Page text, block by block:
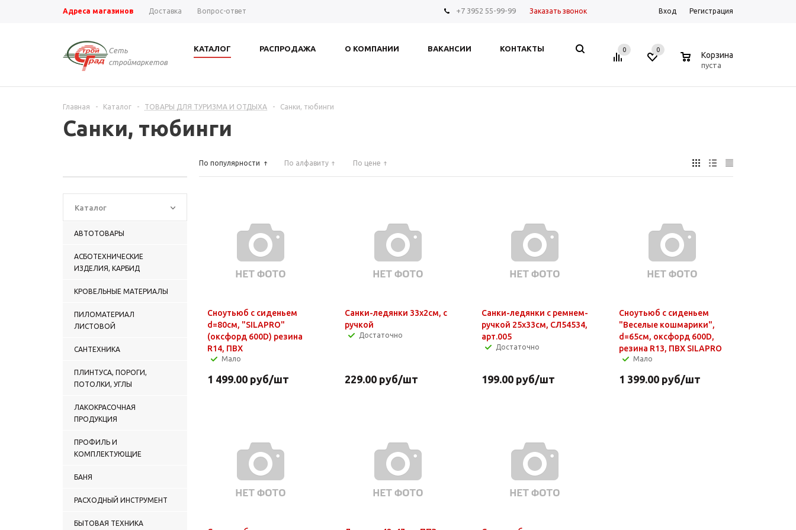
Адреса магазинов Доставка Вопрос-ответ +7 3952 55-99-99 Заказать звонок Вход Регистрация
Сеть
строймаркетов
КАТАЛОГ РАСПРОДАЖА О КОМПАНИИ ВАКАНСИИ КОНТАКТЫ 0 0
Корзина
пуста
Главная - Каталог - ТОВАРЫ ДЛЯ ТУРИЗМА И ОТДЫХА - Санки, тюбинги
Санки, тюбинги
Каталог
АВТОТОВАРЫ
АСБОТЕХНИЧЕСКИЕ
ИЗДЕЛИЯ, КАРБИД
КРОВЕЛЬНЫЕ МАТЕРИАЛЫ
ПИЛОМАТЕРИАЛ
ЛИСТОВОЙ
САНТЕХНИКА
ПЛИНТУСА, ПОРОГИ,
ПОТОЛКИ, УГЛЫ
ЛАКОКРАСОЧНАЯ
ПРОДУКЦИЯ
ПРОФИЛЬ И
КОМПЛЕКТУЮЩИЕ
БАНЯ
РАСХОДНЫЙ ИНСТРУМЕНТ
БЫТОВАЯ ТЕХНИКА
По популярности По алфавиту По цене
Сноутьюб с сиденьем
d=80см, "SILAPRO"
(оксфорд 600D) резина
R14, ПВХ
Мало
1 499.00 руб/шт
Санки-ледянки 33х2см, с
ручкой
Достаточно
229.00руб/шт
Санки-ледянки с ремнем-
ручкой 25х33см, СЛ54534,
арт.005
Достаточно
199.00 руб/шт
Сноутьюб с сиденьем
"Веселые кошмарики",
d=65см, оксфорд 600D,
резина R13, ПВХ SILAPRO
Мало
1 399.00руб/шт